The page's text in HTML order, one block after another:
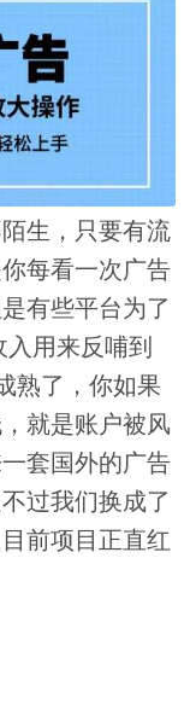
生，只要有流
每看一次广告
有些平台为了
用来反哺到
熟了，你如果
就是账户被风
套国外的广告
过我们换成了
前项目正直红